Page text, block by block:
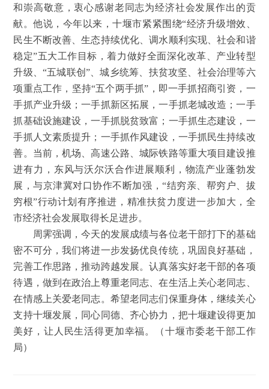
和崇高敬意，衷心感谢老同志为经济社会发展作出的贡
献。他说，今年以来，十堰市紧紧围绕“经济升级增效、
民生不断改善、生态持续优化、调水顺利实现、社会和谐
稳定”五大工作目标，着力做好全面深化改革、产业转型
升级、“五城联创”、城乡统筹、扶贫攻坚、社会治理等六
项重点工作，坚持“五个两手抓”，即一手抓招商引资，一
手抓产业升级；一手抓新区拓展，一手抓老城改造；一手
抓基础设施建设，一手抓脱贫致富；一手抓生态建设，一
手抓人文素质提升；一手抓作风建设，一手抓民生持续改
善。当前，机场、高速公路、城际铁路等重大项目建设推
进有力，东风与沃尔沃合作进展顺利，物流产业蓬勃发
展，与京津冀对口协作不断加强，“结穷亲、帮穷户、拔
穷根”行动计划有序推进，精准扶贫力度进一步加大，全
市经济社会发展取得长足进步。
周霁强调，今天的发展成绩与各位老干部打下的基础
密不可分，我们将进一步发扬优良传统，巩固良好基础，
完善工作思路，推动跨越发展。认真落实好老干部的各项
待遇，做到在政治上尊重老同志、在生活上关心老同志、
在情感上关爱老同志。希望老同志们保重身体，继续关心
支持十堰发展，同心同德、齐心协力，把十堰建设得更加
美好，让人民生活得更加幸福。（十堰市委老干部工作
局）